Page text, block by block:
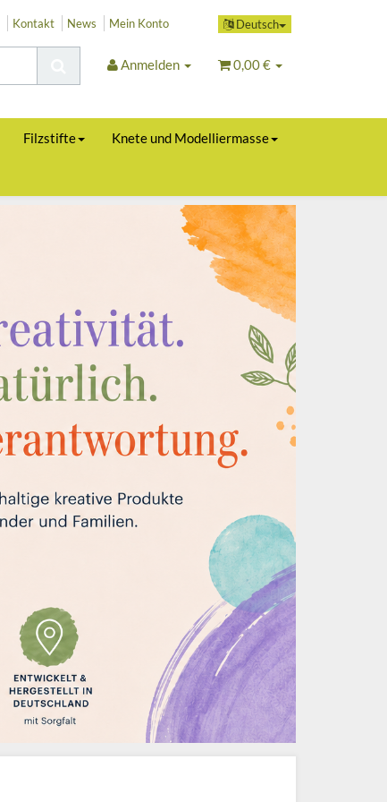
Deutsch
Kontakt News Mein Konto
Anmelden 0,00 €
Filzstifte Knete und Modelliermasse